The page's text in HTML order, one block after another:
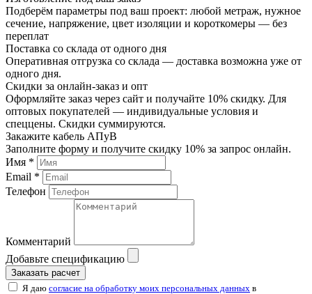
Подберём параметры под ваш проект: любой метраж, нужное
сечение, напряжение, цвет изоляции и короткомеры — без
переплат
Поставка со склада от одного дня
Оперативная отгрузка со склада — доставка возможна уже от
одного дня.
Скидки за онлайн-заказ и опт
Оформляйте заказ через сайт и получайте 10% скидку. Для
оптовых покупателей — индивидуальные условия и
спеццены. Скидки суммируются.
Закажите кабель АПуВ
Заполните форму и получите скидку 10% за запрос онлайн.
Имя *
Email *
Телефон
Комментарий
Добавьте спецификацию
Заказать расчет
Я даю согласие на обработку моих персональных данных в